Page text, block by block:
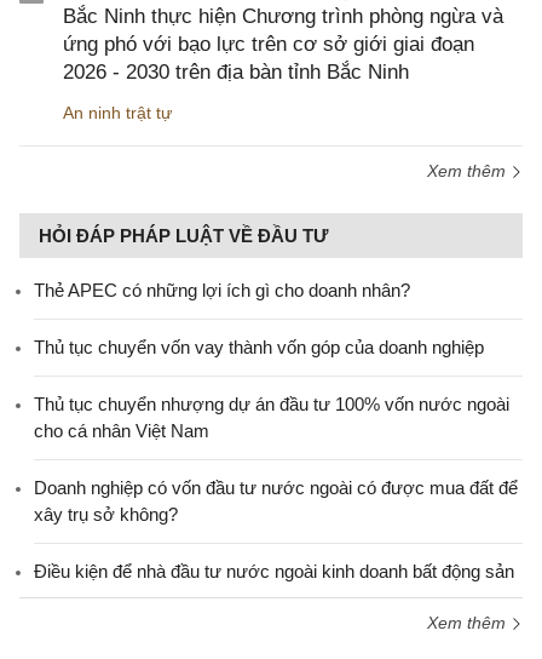
Bắc Ninh thực hiện Chương trình phòng ngừa và
ứng phó với bạo lực trên cơ sở giới giai đoạn
2026 - 2030 trên địa bàn tỉnh Bắc Ninh
An ninh trật tự
Xem thêm
HỎI ĐÁP PHÁP LUẬT VỀ ĐẦU TƯ
Thẻ APEC có những lợi ích gì cho doanh nhân?
Thủ tục chuyển vốn vay thành vốn góp của doanh nghiệp
Thủ tục chuyển nhượng dự án đầu tư 100% vốn nước ngoài
cho cá nhân Việt Nam
Doanh nghiệp có vốn đầu tư nước ngoài có được mua đất để
xây trụ sở không?
Điều kiện để nhà đầu tư nước ngoài kinh doanh bất động sản
Xem thêm